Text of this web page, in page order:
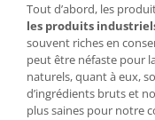
Tout d’abord, les
les produits
souvent riches en
peut être néfaste pour
naturels, quant à eux,
d’ingrédients bruts et
plus saines pour notre